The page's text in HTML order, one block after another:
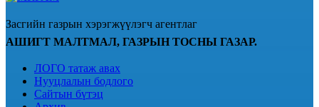
Засгийн газрын хэрэгжүүлэгч агентлаг
АШИГТ МАЛТМАЛ, ГАЗРЫН ТОСНЫ ГАЗАР.
ЛОГО татаж авах
Нууцлалын бодлого
Сайтын бүтэц